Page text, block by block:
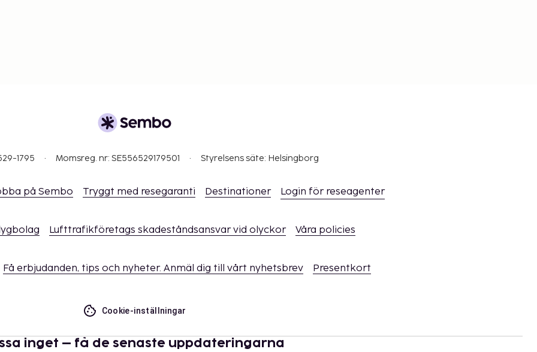
1795 Momsreg. nr: SE556529179501 Styrelsens säte: Helsingborg
på Sembo Tryggt med resegaranti Destinationer Login för reseagenter
Lufttrafikföretags skadeståndsansvar vid olyckor Våra policies
Få erbjudanden, tips och nyheter. Anmäl dig till vårt nyhetsbrev Presentkort
Cookie-inställningar
inget – få de senaste uppdateringarna